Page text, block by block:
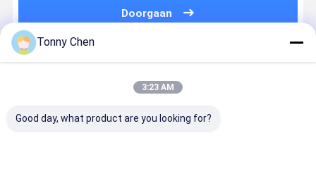
Doorgaan
Geadviseerde Producten
Tonny Chen
3:23 AM
Good day, what product are you looking for?